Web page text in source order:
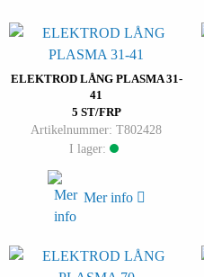
ELEKTROD LÅNG PLASMA 31-
41
5 ST/FRP
Artikelnummer: T802428
I lager:
Mer info